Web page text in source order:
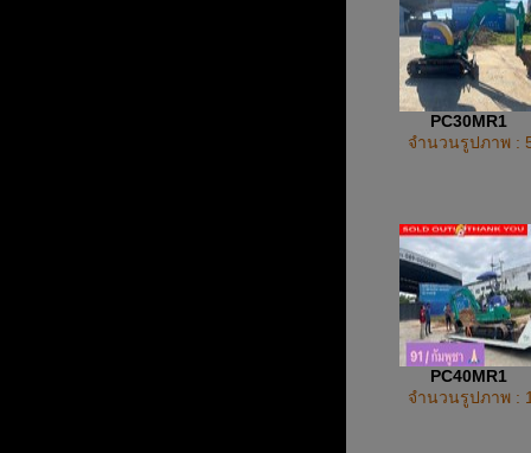
PC30MR1
จำนวนรูปภาพ :
PC40MR1
จำนวนรูปภาพ :